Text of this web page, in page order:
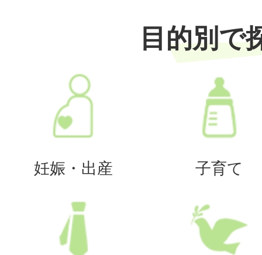
目的別で
妊娠・出産 子育て